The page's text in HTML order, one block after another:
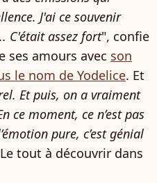
J'ai ce souvenir
C'était assez fort", confie
ses amours avec son
le nom de Yodelice. Et
Et puis, on a vraiment
ce moment, ce n’est pas
pure, c’est génial
tout à découvrir dans